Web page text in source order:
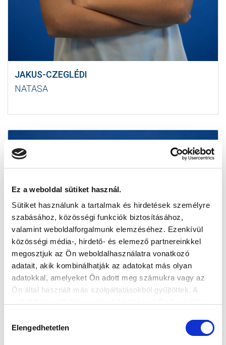
Ez a weboldal sütiket használ.
Sütiket használunk a tartalmak és hirdetések személyre
szabásához, közösségi funkciók biztosításához,
valamint weboldalforgalmunk elemzéséhez. Ezenkívül
közösségi média-, hirdető- és elemező partnereinkkel
megosztjuk az Ön weboldalhasználatra vonatkozó
adatait, akik kombinálhatják az adatokat más olyan
adatokkal, amelyeket Ön adott meg számukra vagy az
Ön által használt más szolgáltatásokból gyűjtöttek. A
kiválasztása
Elengedhetetlen
JAKUS-CZEGLÉDI
NATASA